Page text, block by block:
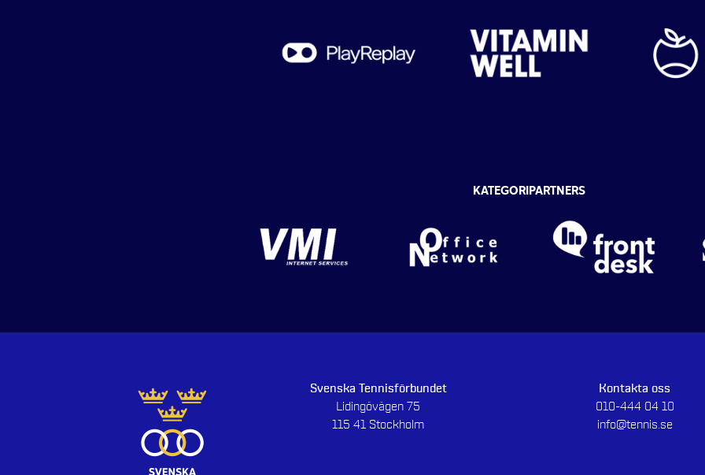
KATEGORIPARTNERS
Svenska Tennisförbundet
Lidingövägen 75
115 41 Stockholm
Kontakta oss
010-444 04 10
info@tennis.se